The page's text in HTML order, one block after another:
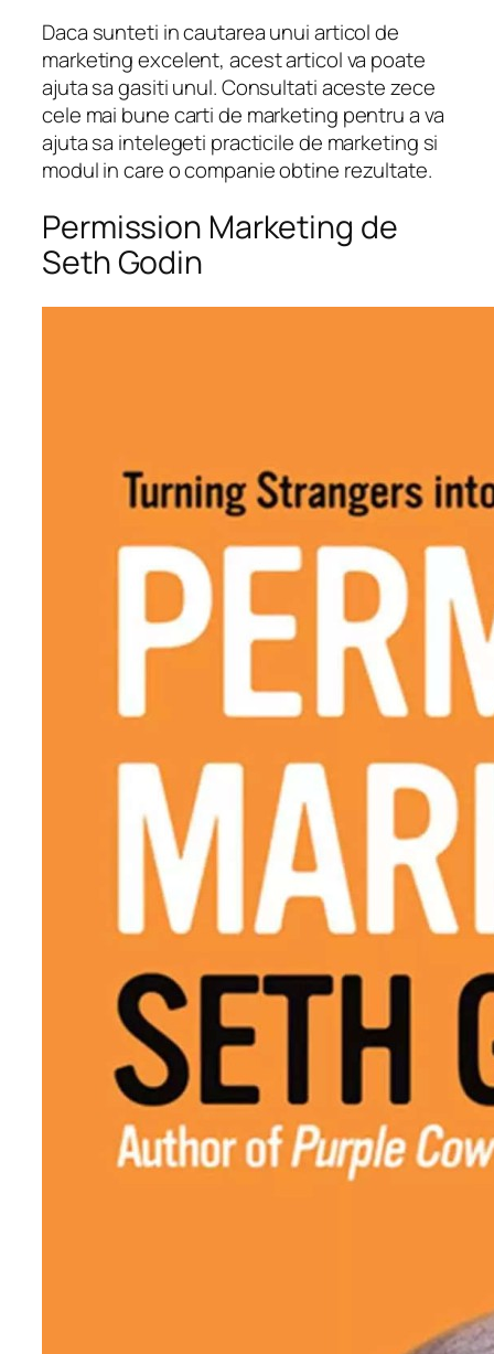
Daca sunteti in cautarea unui articol de
marketing excelent, acest articol va poate
ajuta sa gasiti unul. Consultati aceste zece
cele mai bune carti de marketing pentru a va
ajuta sa intelegeti practicile de marketing si
modul in care o companie obtine rezultate.
Permission Marketing de
Seth Godin